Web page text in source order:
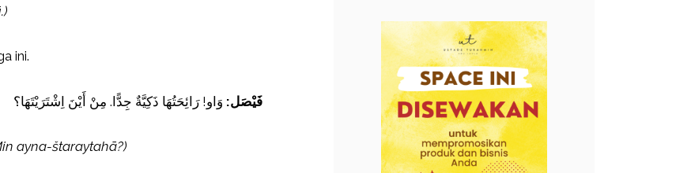
ini.
فَيْصَل: وَاو! رَائِحَتُهَا ذَكِيَّةٌ جِدًّا. مِنْ أَيْنَ اِشْتَرَيْتَهَا؟
ayna-štaraytahā?)